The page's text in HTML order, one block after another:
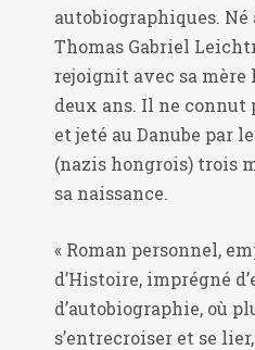
autobiographiques. Né
Thomas Gabriel
rejoignit avec sa mère
deux ans. Il ne connut
et jeté au Danube par
(nazis hongrois) trois
sa naissance.
« Roman personnel,
d’Histoire, imprégné
d’autobiographie, où
s’entrecroiser et se